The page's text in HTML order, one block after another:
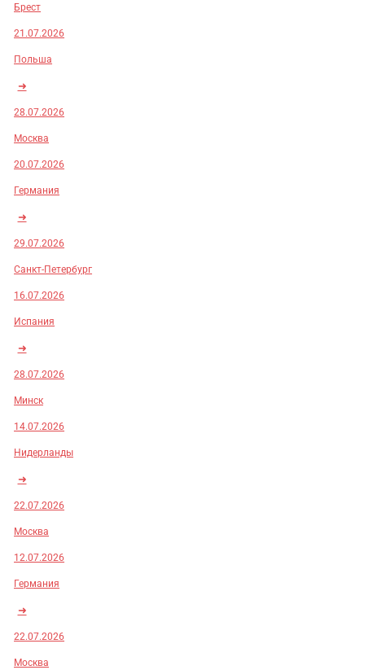
Брест
21.07.2026
Польша
➜
28.07.2026
Москва
20.07.2026
Германия
➜
29.07.2026
Санкт-Петербург
16.07.2026
Испания
➜
28.07.2026
Минск
14.07.2026
Нидерланды
➜
22.07.2026
Москва
12.07.2026
Германия
➜
22.07.2026
Москва